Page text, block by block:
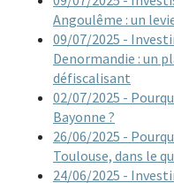
Angoulême : un
09/07/2025 -
Denormandie : un
défiscalisant
02/07/2025 -
Bayonne ?
26/06/2025 -
Toulouse, dans le
24/06/2025 -